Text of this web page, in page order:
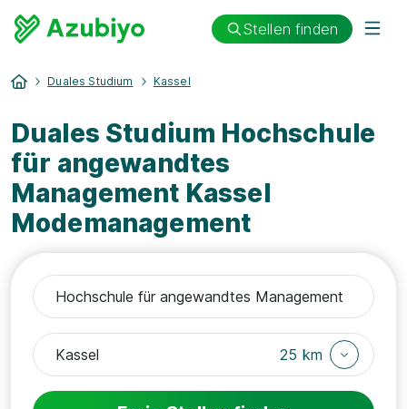
Stellen finden
Duales Studium Kassel
Duales Studium Hochschule
für angewandtes
Management Kassel
Modemanagement
25 km